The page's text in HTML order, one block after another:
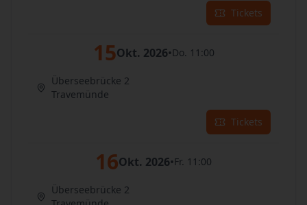
Tickets
15Okt. 2026•Do. 11:00
Überseebrücke 2
Travemünde
Tickets
16Okt. 2026•Fr. 11:00
Überseebrücke 2